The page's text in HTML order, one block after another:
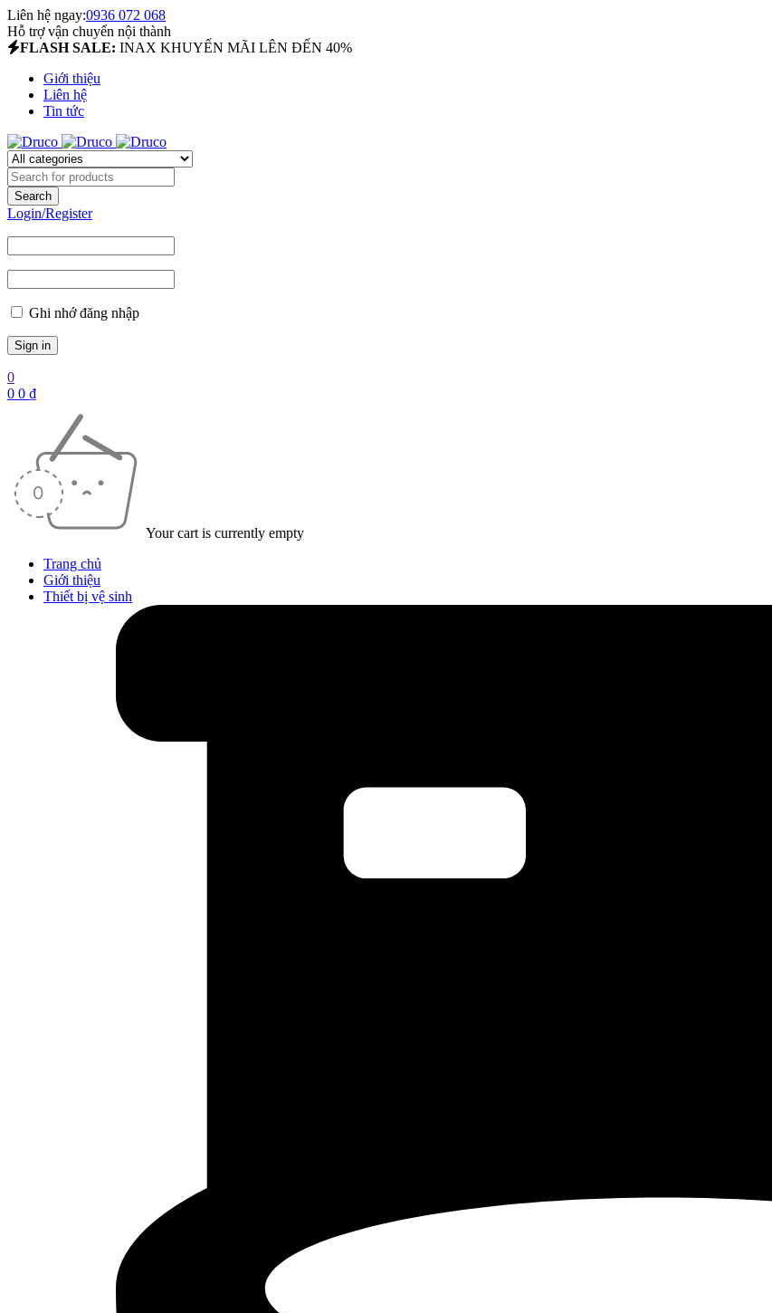
Liên hệ ngay:0936 072 068
Hỗ trợ vận chuyển nội thành
FLASH SALE: INAX KHUYẾN MÃI LÊN ĐẾN 40%
Giới thiệu
Liên hệ
Tin tức
Login/Register
Ghi nhớ đăng nhập
0
0 0 ₫
Your cart is currently empty
Trang chủ
Giới thiệu
Thiết bị vệ sinh